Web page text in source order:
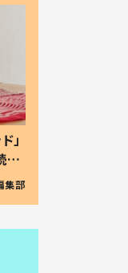
」
け
集部